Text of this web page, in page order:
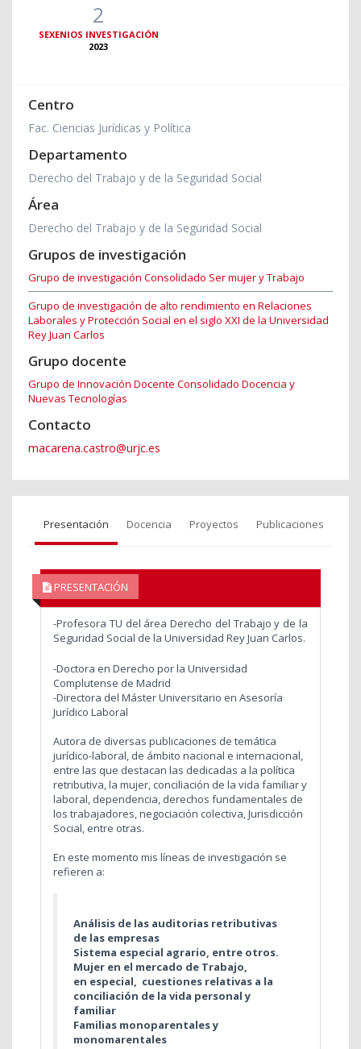
2
SEXENIOS INVESTIGACIÓN
2023
Centro
Fac. Ciencias Jurídicas y Política
Departamento
Derecho del Trabajo y de la Seguridad Social
Área
Derecho del Trabajo y de la Seguridad Social
Grupos de investigación
Grupo de investigación Consolidado Ser mujer y Trabajo
Grupo de investigación de alto rendimiento en Relaciones
Laborales y Protección Social en el siglo XXI de la Universidad
Rey Juan Carlos
Grupo docente
Grupo de Innovación Docente Consolidado Docencia y
Nuevas Tecnologías
Contacto
macarena.castro@urjc.es
Presentación Docencia Proyectos Publicaciones
PRESENTACIÓN
-Profesora TU del área Derecho del Trabajo y de la
Seguridad Social de la Universidad Rey Juan Carlos.
-Doctora en Derecho por la Universidad
Complutense de Madrid
-Directora del Máster Universitario en Asesoría
Jurídico Laboral
Autora de diversas publicaciones de temática
jurídico-laboral, de ámbito nacional e internacional,
entre las que destacan las dedicadas a la política
retributiva, la mujer, conciliación de la vida familiar y
laboral, dependencia, derechos fundamentales de
los trabajadores, negociación colectiva, Jurisdicción
Social, entre otras.
En este momento mis líneas de investigación se
refieren a:
Análisis de las auditorias retributivas
de las empresas
Sistema especial agrario, entre otros.
Mujer en el mercado de Trabajo,
en especial, cuestiones relativas a la
conciliación de la vida personal y
familiar
Familias monoparentales y
monomarentales